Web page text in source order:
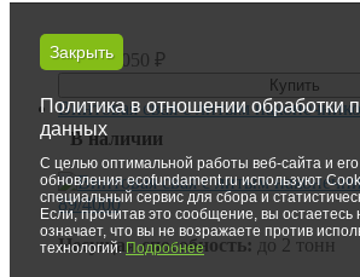
Цена 3 050 ₽
Купить
Винтовая свая с литым
В наличии
Несущая способность: до 2 тонн
Закрыть
Политика в отношении обработки
данных
С целью оптимальной работы веб-сайта и его
обновления ecofundament.ru используют
специальный сервис для сбора и
Если, прочитав это сообщение, вы остаетесь
означает, что вы не возражаете против
технологий. Подробнее